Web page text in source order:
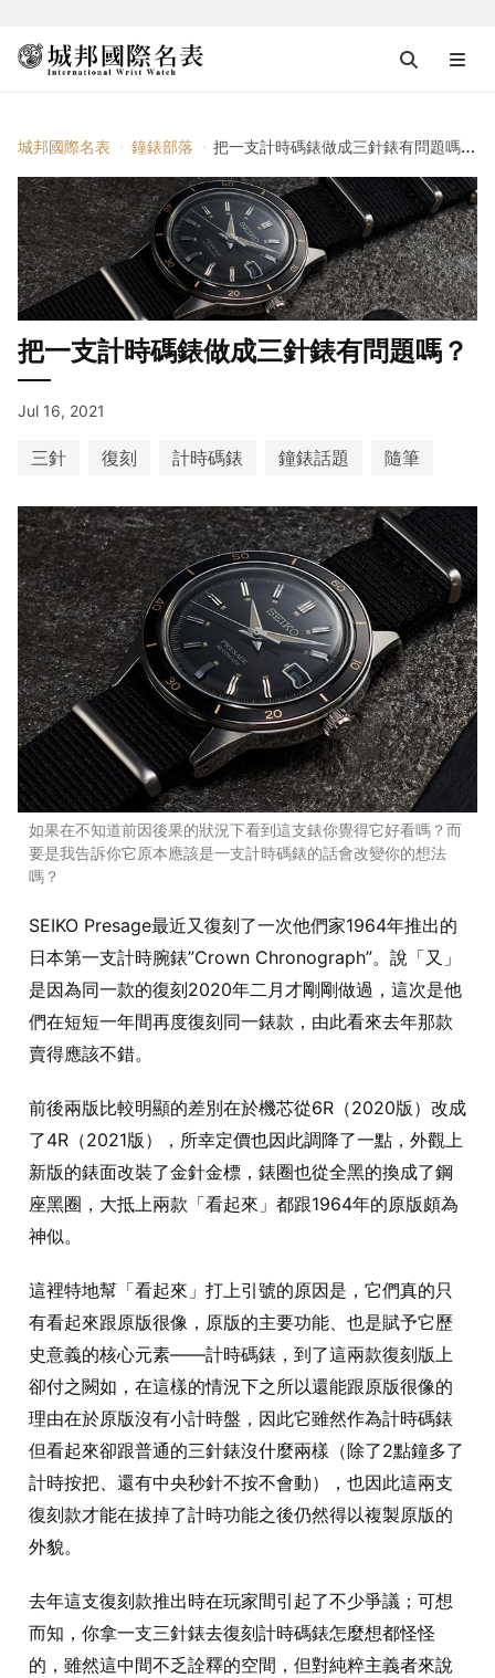
城邦國際名表 鐘錶部落 把一支計時碼錶做成三針錶有問題嗎？
把一支計時碼錶做成三針錶有問題嗎？
Jul 16, 2021
三針 復刻 計時碼錶 鐘錶話題 隨筆
如果在不知道前因後果的狀況下看到這支錶你覺得它好看嗎？而
要是我告訴你它原本應該是一支計時碼錶的話會改變你的想法
嗎？
SEIKO Presage最近又復刻了一次他們家1964年推出的
日本第一支計時腕錶”Crown Chronograph”。說「又」
是因為同一款的復刻2020年二月才剛剛做過，這次是他
們在短短一年間再度復刻同一錶款，由此看來去年那款
賣得應該不錯。
前後兩版比較明顯的差別在於機芯從6R（2020版）改成
了4R（2021版），所幸定價也因此調降了一點，外觀上
新版的錶面改裝了金針金標，錶圈也從全黑的換成了鋼
座黑圈，大抵上兩款「看起來」都跟1964年的原版頗為
神似。
這裡特地幫「看起來」打上引號的原因是，它們真的只
有看起來跟原版很像，原版的主要功能、也是賦予它歷
史意義的核心元素——計時碼錶，到了這兩款復刻版上
卻付之闕如，在這樣的情況下之所以還能跟原版很像的
理由在於原版沒有小計時盤，因此它雖然作為計時碼錶
但看起來卻跟普通的三針錶沒什麼兩樣（除了2點鐘多了
計時按把、還有中央秒針不按不會動），也因此這兩支
復刻款才能在拔掉了計時功能之後仍然得以複製原版的
外貌。
去年這支復刻款推出時在玩家間引起了不少爭議；可想
而知，你拿一支三針錶去復刻計時碼錶怎麼想都怪怪
的，雖然這中間不乏詮釋的空間，但對純粹主義者來說